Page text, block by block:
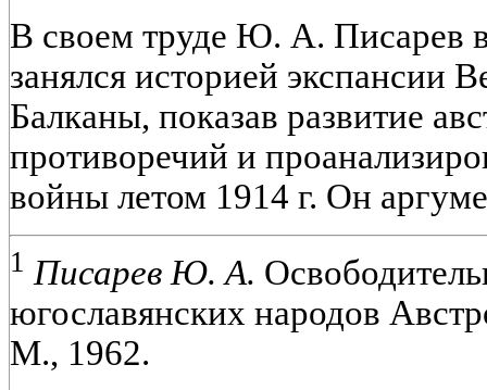
В своем труде Ю. А. Писарев
занялся историей экспансии
Балканы, показав развитие
противоречий и
войны летом 1914 г. Он
1 Писарев Ю. А.
югославянских народов
М., 1962.